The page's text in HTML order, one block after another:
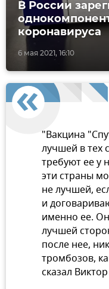
6 мая 2021, 16:10
В России
коронавируса
"Вакцина
лучшей в тех
требуют ее у
эти страны
не лучшей,
и
именно ее.
лучшей
после нее,
тромбозов,
сказал